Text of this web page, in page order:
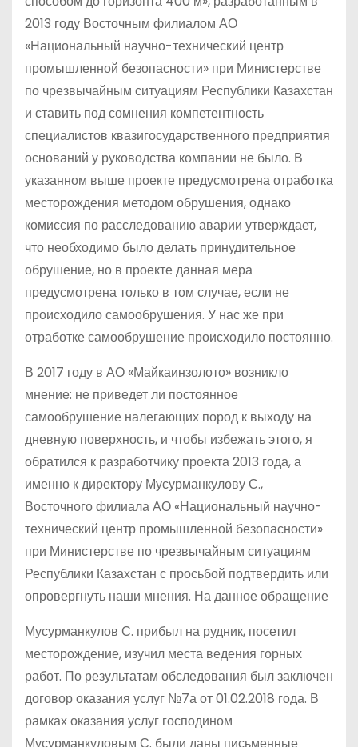
2013 году Восточным филиалом АО
«Национальный научно-технический центр
промышленной безопасности» при Министерстве
по чрезвычайным ситуациям Республики Казахстан
и ставить под сомнения компетентность
специалистов квазигосударственного предприятия
оснований у руководства компании не было. В
указанном выше проекте предусмотрена отработка
месторождения методом обрушения, однако
комиссия по расследованию аварии утверждает,
что необходимо было делать принудительное
обрушение, но в проекте данная мера
предусмотрена только в том случае, если не
происходило самообрушения. У нас же при
отработке самообрушение происходило постоянно.
В 2017 году в АО «Майкаинзолото» возникло
мнение: не приведет ли постоянное
самообрушение налегающих пород к выходу на
дневную поверхность, и чтобы избежать этого, я
обратился к разработчику проекта 2013 года, а
именно к директору Мусурманкулову С.,
Восточного филиала АО «Национальный научно-
технический центр промышленной безопасности»
при Министерстве по чрезвычайным ситуациям
Республики Казахстан с просьбой подтвердить или
опровергнуть наши мнения. На данное обращение
Мусурманкулов С. прибыл на рудник, посетил
месторождение, изучил места ведения горных
работ. По результатам обследования был заключен
договор оказания услуг №7а от 01.02.2018 года. В
рамках оказания услуг господином
Мусурманкуловым С. были даны письменные